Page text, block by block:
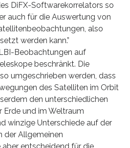
DiFX-Softwarekorrelators so
auch für die Auswertung von
also
werden kann.”
Beobachtungen auf
beschränkt. Die
umgeschrieben werden, dass
des Satelliten im Orbit
den unterschiedlichen
und im Weltraum
winzige Unterschiede auf der
der Allgemeinen
entscheidend für die